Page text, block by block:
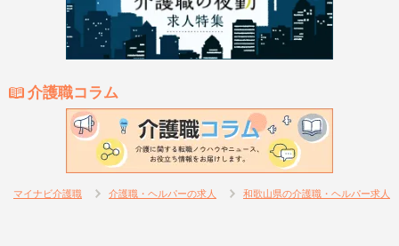
介護職コラム
マイナビ介護職 介護職・ヘルパーの求人 和歌山県の介護職・ヘルパー求人